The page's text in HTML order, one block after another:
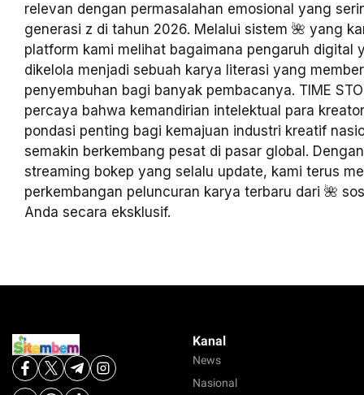
relevan dengan permasalahan emosional yang
generasi z di tahun 2026. Melalui sistem 🌺 yang
platform kami melihat bagaimana pengaruh digital
dikelola menjadi sebuah karya literasi yang
penyembuhan bagi banyak pembacanya. TIME
percaya bahwa kemandirian intelektual para
pondasi penting bagi kemajuan industri kreatif
semakin berkembang pesat di pasar global.
streaming bokep yang selalu update, kami terus
perkembangan peluncuran karya terbaru dari 🌺
Anda secara eksklusif.
Kanal
News
Nasional